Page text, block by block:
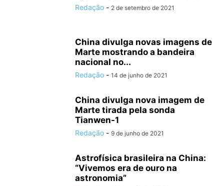
Redação - 2 de setembro de 2021
China divulga novas imagens de
Marte mostrando a bandeira
nacional no...
Redação - 14 de junho de 2021
China divulga nova imagem de
Marte tirada pela sonda
Tianwen-1
Redação - 9 de junho de 2021
Astrofísica brasileira na China:
“Vivemos era de ouro na
astronomia”